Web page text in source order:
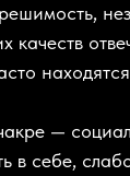
качеств
—
в себе,